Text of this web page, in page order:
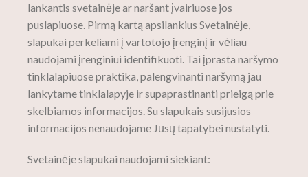
lankantis svetainėje ar naršant įvairiuose jos
puslapiuose. Pirmą kartą apsilankius Svetainėje,
slapukai perkeliami į vartotojo įrenginį ir vėliau
naudojami įrenginiui identifikuoti. Tai įprasta naršymo
tinklalapiuose praktika, palengvinanti naršymą jau
lankytame tinklalapyje ir supaprastinanti prieigą prie
skelbiamos informacijos. Su slapukais susijusios
informacijos nenaudojame Jūsų tapatybei nustatyti.
Svetainėje slapukai naudojami siekiant: